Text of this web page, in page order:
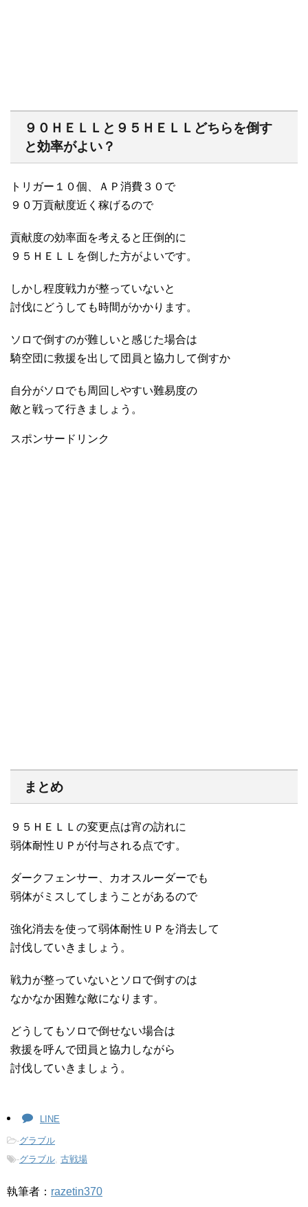
９０ＨＥＬＬと９５ＨＥＬＬどちらを倒す
と効率がよい？
トリガー１０個、ＡＰ消費３０で
９０万貢献度近く稼げるので
貢献度の効率面を考えると圧倒的に
９５ＨＥＬＬを倒した方がよいです。
しかし程度戦力が整っていないと
討伐にどうしても時間がかかります。
ソロで倒すのが難しいと感じた場合は
騎空団に救援を出して団員と協力して倒すか
自分がソロでも周回しやすい難易度の
敵と戦って行きましょう。
スポンサードリンク
まとめ
９５ＨＥＬＬの変更点は宵の訪れに
弱体耐性ＵＰが付与される点です。
ダークフェンサー、カオスルーダーでも
弱体がミスしてしまうことがあるので
強化消去を使って弱体耐性ＵＰを消去して
討伐していきましょう。
戦力が整っていないとソロで倒すのは
なかなか困難な敵になります。
どうしてもソロで倒せない場合は
救援を呼んで団員と協力しながら
討伐していきましょう。
LINE
-グラブル
-グラブル, 古戦場
執筆者： razetin370